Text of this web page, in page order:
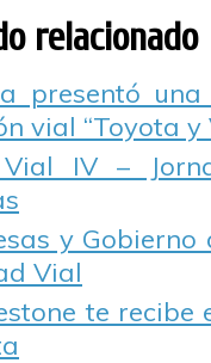
relacionado
presentó
vial “Toyota y
Vial IV –
y
Vial
te